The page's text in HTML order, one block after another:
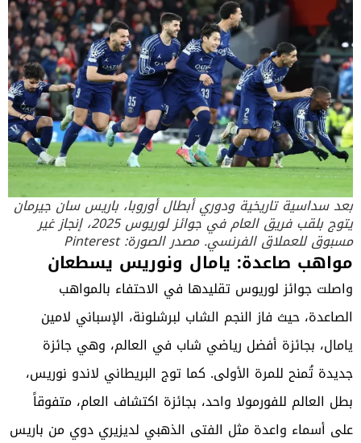
بعد سداسية تاريخية ودوري أبطال أوروبا، باريس سان جيرمان
يتوج بلقب فريق العام في جوائز لوريوس 2025، إنجاز غير
مسبوق للعملاق الفرنسي. مصدر الصورة: Pinterest
مواهب صاعدة: يامال ونوريس يسطعان
واصلت جوائز لوريوس تقليدها في الاحتفاء بالمواهب
الصاعدة، حيث فاز النجم الشاب لبرشلونة، الإسباني لامين
يامال، بجائزة أفضل رياضي شاب في العالم، وهي جائزة
جديدة تُمنح للمرة الأولى. كما توج البريطاني لاندو نوريس،
بطل العالم للفورمولا واحد، بجائزة اكتشاف العام، متفوقاً
على أسماء واعدة مثل الفتى الذهبي لديزيري دوي من باريس